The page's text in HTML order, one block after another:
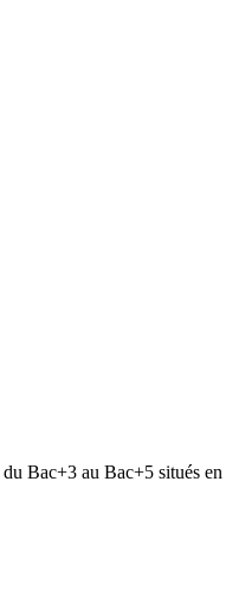
du Bac+3 au Bac+5 situés en